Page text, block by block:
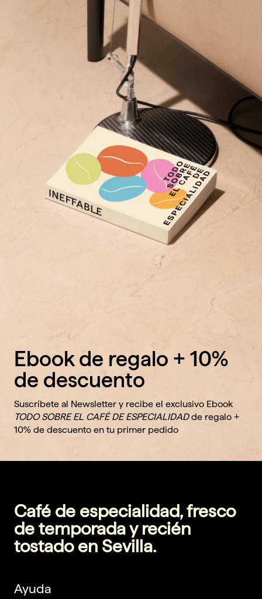
Ebook de regalo + 10%
de descuento
Suscríbete al Newsletter y recibe el exclusivo Ebook
TODO SOBRE EL CAFÉ DE ESPECIALIDADde regalo +
10% de descuento en tu primer pedido
Café de especialidad, fresco
de temporada y recién
tostado en Sevilla.
Ayuda